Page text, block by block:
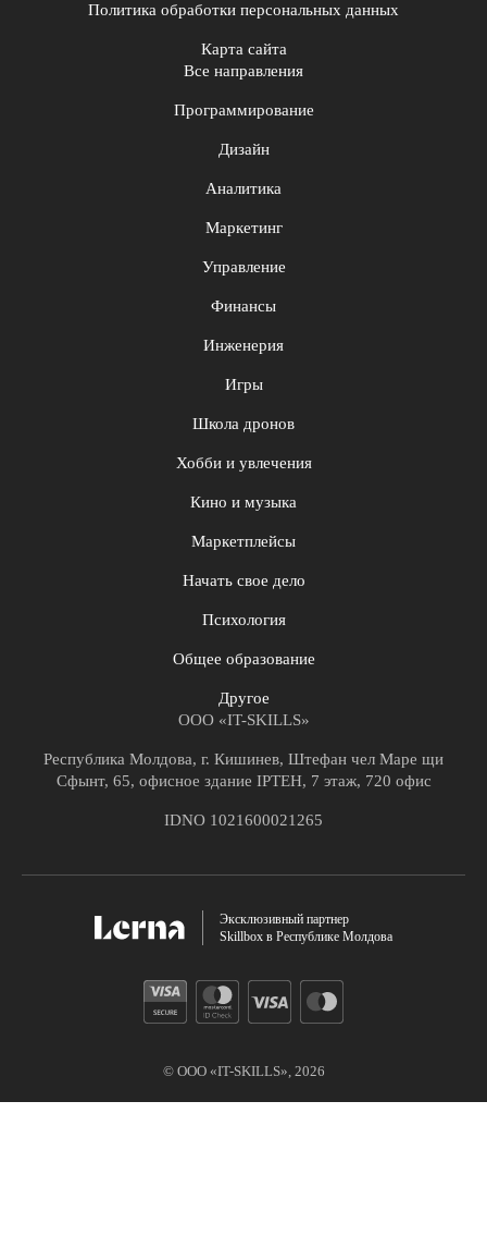
Политика обработки персональных данных
Карта сайта
Все направления
Программирование
Дизайн
Аналитика
Маркетинг
Управление
Финансы
Инженерия
Игры
Школа дронов
Хобби и увлечения
Кино и музыка
Маркетплейсы
Начать свое дело
Психология
Общее образование
Другое
ООО «IT-SKILLS»
Республика Молдова, г. Кишинев, Штефан чел Маре щи
Сфынт, 65, офисное здание IPTEH, 7 этаж, 720 офис
IDNO 1021600021265
Эксклюзивный партнер
Skillbox в Республике Молдова
© ООО «IT-SKILLS», 2026